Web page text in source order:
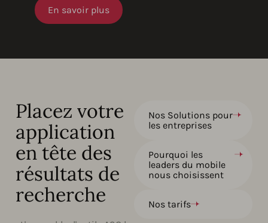
En savoir plus
Nos Solutions pour
les entreprises
Pourquoi les
leaders du mobile
nous choisissent
Nos tarifs
Placez votre
application
en tête des
résultats de
recherche